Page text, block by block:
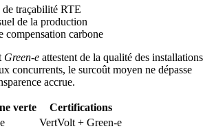
traçabilité RTE
de la production
compensation carbone
Green-e attestent de la qualité des installations
concurrents, le surcoût moyen ne dépasse
accrue.
verte
Certifications
VertVolt + Green-e